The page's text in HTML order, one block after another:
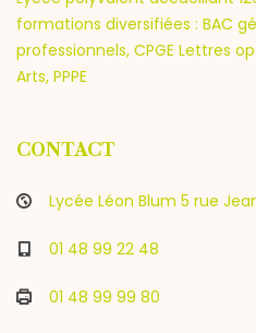
formations diversifiées : BAC
professionnels, CPGE Lettres
Arts, PPPE
CONTACT
Lycée Léon Blum 5 rue
01 48 99 22 48
01 48 99 99 80